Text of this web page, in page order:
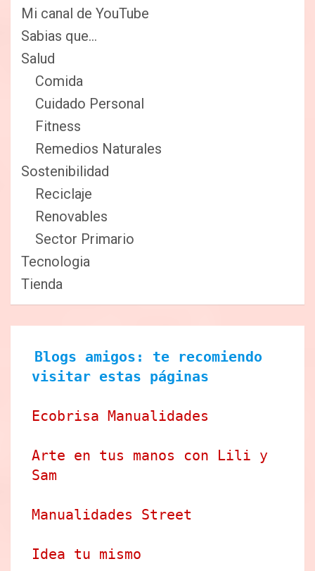
Mi canal de YouTube
Sabias que…
Salud
Comida
Cuidado Personal
Fitness
Remedios Naturales
Sostenibilidad
Reciclaje
Renovables
Sector Primario
Tecnologia
Tienda
Blogs amigos: te recomiendo
visitar estas páginas
Ecobrisa Manualidades
Arte en tus manos con Lili y
Sam
Manualidades Street
Idea tu mismo